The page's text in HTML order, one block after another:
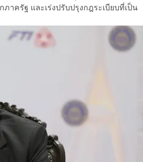
าครัฐ และเร่งปรับปรุงกฎระเบียบที่เป็น